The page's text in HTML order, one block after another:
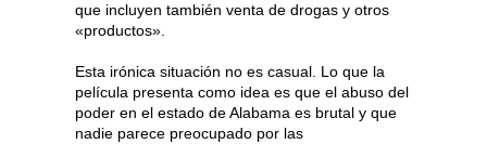
que incluyen también venta de drogas y otros
«productos».
Esta irónica situación no es casual. Lo que la
película presenta como idea es que el abuso del
poder en el estado de Alabama es brutal y que
nadie parece preocupado por las